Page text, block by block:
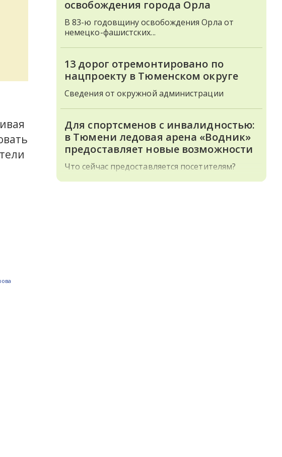
освобождения города Орла
В 83-ю годовщину освобождения Орла от
немецко-фашистских...
13 дорог отремонтировано по
нацпроекту в Тюменском округе
Сведения от окружной администрации
Для спортсменов с инвалидностью:
в Тюмени ледовая арена «Водник»
предоставляет новые возможности
Что сейчас предоставляется посетителям?